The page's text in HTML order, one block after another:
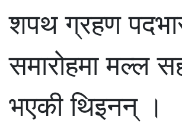
शपथ ग्रहण
समारोहमा मल्ल
भएकी थिइनन् ।